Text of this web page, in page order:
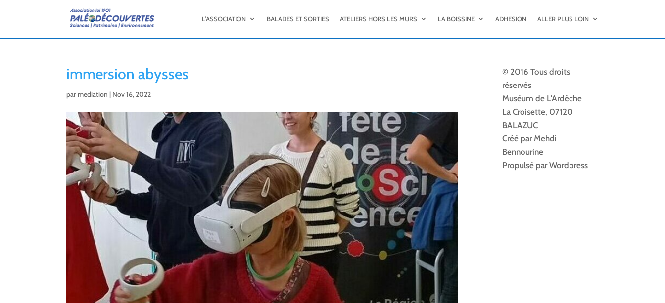
L’ASSOCIATION BALADES ET SORTIES ATELIERS HORS LES MURS LA BOISSINE ADHESION ALLER PLUS LOIN
immersion abysses
parmediation | Nov 16, 2022
© 2016 Tous droits
réservés
Muséum de L'Ardèche
La Croisette, 07120
BALAZUC
Créé par Mehdi
Bennourine
Propulsé par Wordpress